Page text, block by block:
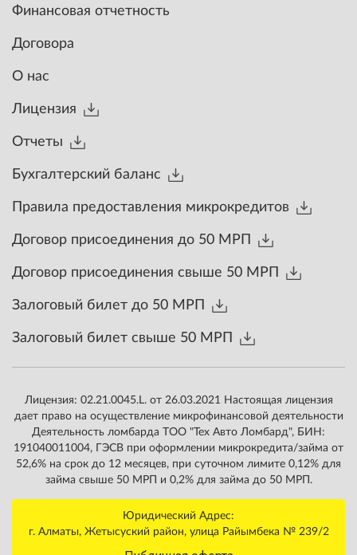
Финансовая отчетность
Договора
О нас
Лицензия
Отчеты
Бухгалтерский баланс
Правила предоставления микрокредитов
Договор присоединения до 50 МРП
Договор присоединения свыше 50 МРП
Залоговый билет до 50 МРП
Залоговый билет свыше 50 МРП
Лицензия: 02.21.0045.L. от 26.03.2021 Настоящая лицензия
дает право на осуществление микрофинансовой деятельности
Деятельность ломбарда ТOO "Тех Авто Ломбард", БИН:
191040011004, ГЭСВ при оформлении микрокредита/займа от
52,6% на срок до 12 месяцев, при суточном лимите 0,12% для
займа свыше 50 МРП и 0,2% для займа до 50 МРП.
Юридический Адрес:
г. Алматы, Жетысуский район, улица Райымбека № 239/2